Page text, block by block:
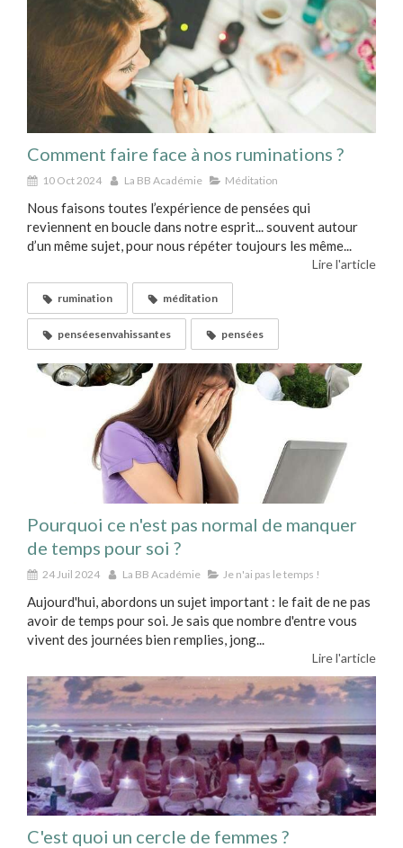
Comment faire face à nos ruminations ?
10 Oct 2024 La BB Académie Méditation
Nous faisons toutes l’expérience de pensées qui
reviennent en boucle dans notre esprit... souvent autour
d’un même sujet, pour nous répéter toujours les même...
Lire l'article
rumination méditation
penséesenvahissantes pensées
Pourquoi ce n'est pas normal de manquer
de temps pour soi ?
24 Juil 2024 La BB Académie Je n'ai pas le temps !
Aujourd'hui, abordons un sujet important : le fait de ne pas
avoir de temps pour soi. Je sais que nombre d'entre vous
vivent des journées bien remplies, jong...
Lire l'article
C'est quoi un cercle de femmes ?